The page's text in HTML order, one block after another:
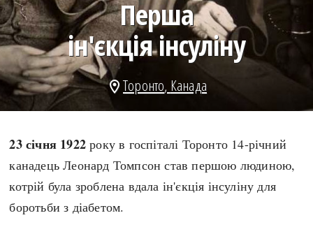
search
СЬОГОДНІ
ПРАВИЛА ЖИТТЯ
ВИ (НЕ) ЗНАЛИ
ПОДКАСТИ
КАРТИ
НОТА БЕНЕ
ФОТОІСТОРІЇ
ІНФОГРАФІКА
ПРЯМА МОВА
Перша
ін'єкція інсуліну
location_onТоронто, Канада
23 січня 1922 року в госпіталі Торонто 14-річний
канадець Леонард Томпсон став першою людиною,
котрій була зроблена вдала ін'єкція інсуліну для
боротьби з діабетом.